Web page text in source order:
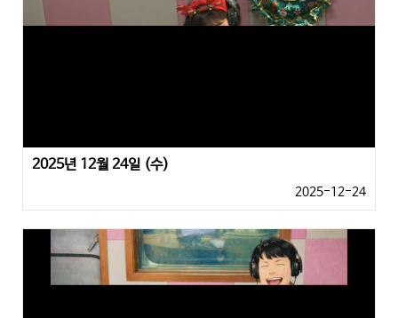
2025년 12월 24일 (수)
2025-12-24